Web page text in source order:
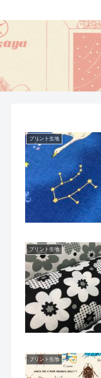
プリント生地
プリント生地
プリント生地